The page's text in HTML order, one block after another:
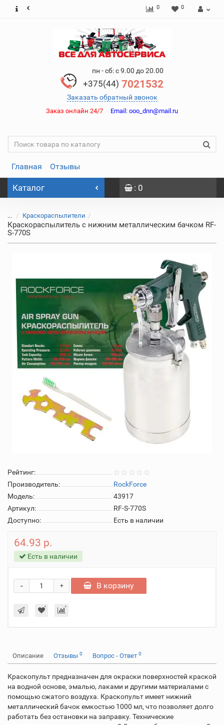
0 0
пн - сб: с 9.00 до 20.00
+375(44) 7021532
Заказать обратный звонок
Заказ онлайн 24/7 Email: ooo_dnn@mail.ru
Главная Отзывы
Каталог : 0
... Краскораспылители
Краскораспылитель с нижним металлическим бачком RF-
S-770S
Рейтинг:
Производитель:
RockForce
Модель:
43917
Артикул:
RF-S-770S
Доступно:
Есть в наличии
64.93 р.
Есть в наличии
+
- В корзину
Описание Отзывы 0 Вопрос - Ответ 0
Краскопульт предназначен для окраски поверхностей краской
на водной основе, эмалью, лаками и другими материалами с
помощью сжатого воздуха. Краскопульт имеет нижний
металлический бачок емкостью 1000 мл, что позволяет долго
работать без остановки на заправку. Технические